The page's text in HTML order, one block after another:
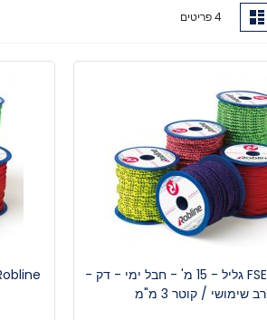
רשימה 4פריטים
FSE Robline גליל - 15 מ' - חבל ימי - דק -
רב שימושי / קוטר 3 מ"מ